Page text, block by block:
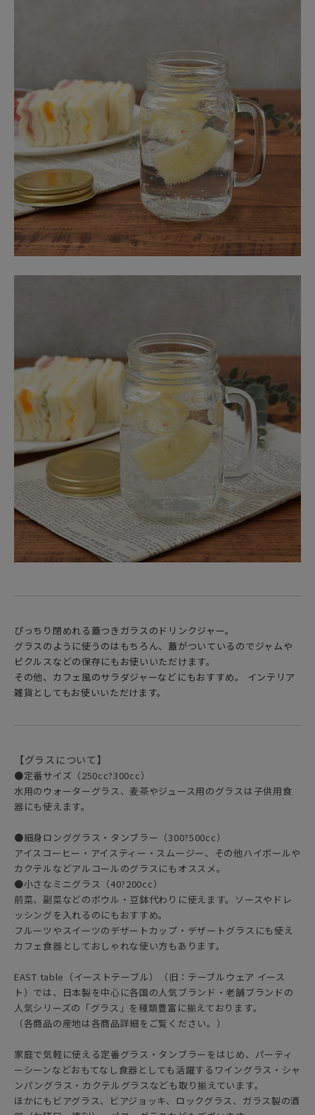
ぴっちり閉めれる蓋つきガラスのドリンクジャー。
グラスのように使うのはもちろん、蓋がついているのでジャムや
ピクルスなどの保存にもお使いいただけます。
その他、カフェ風のサラダジャーなどにもおすすめ。 インテリア
雑貨としてもお使いいただけます。
【グラスについて】
●定番サイズ（250cc?300cc）
水用のウォーターグラス、麦茶やジュース用のグラスは子供用食
器にも使えます。
●細身ロンググラス・タンブラー（300?500cc）
アイスコーヒー・アイスティー・スムージー、その他ハイボールや
カクテルなどアルコールのグラスにもオススメ。
●小さなミニグラス（40?200cc）
前菜、副菜などのボウル・豆鉢代わりに使えます。ソースやドレ
ッシングを入れるのにもおすすめ。
フルーツやスイーツのデザートカップ・デザートグラスにも使え
カフェ食器としておしゃれな使い方もあります。
EAST table（イーストテーブル）（旧：テーブルウェア イース
ト）では、日本製を中心に各国の人気ブランド・老舗ブランドの
人気シリーズの「グラス」を種類豊富に揃えております。
（各商品の産地は各商品詳細をご覧ください。）
家庭で気軽に使える定番グラス・タンブラーをはじめ、パーティ
ーシーンなどおもてなし食器としても活躍するワイングラス・シャ
ンパングラス・カクテルグラスなども取り揃えています。
ほかにもビアグラス、ビアジョッキ、ロックグラス、ガラス製の酒